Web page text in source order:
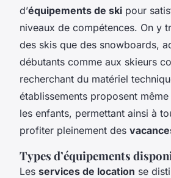
d’équipements de ski pour
niveaux de compétences. On y
des skis que des snowboards,
débutants comme aux skieurs
recherchant du matériel
établissements proposent
les enfants, permettant ainsi à
profiter pleinement des
Types d’équipements
Les services de location se